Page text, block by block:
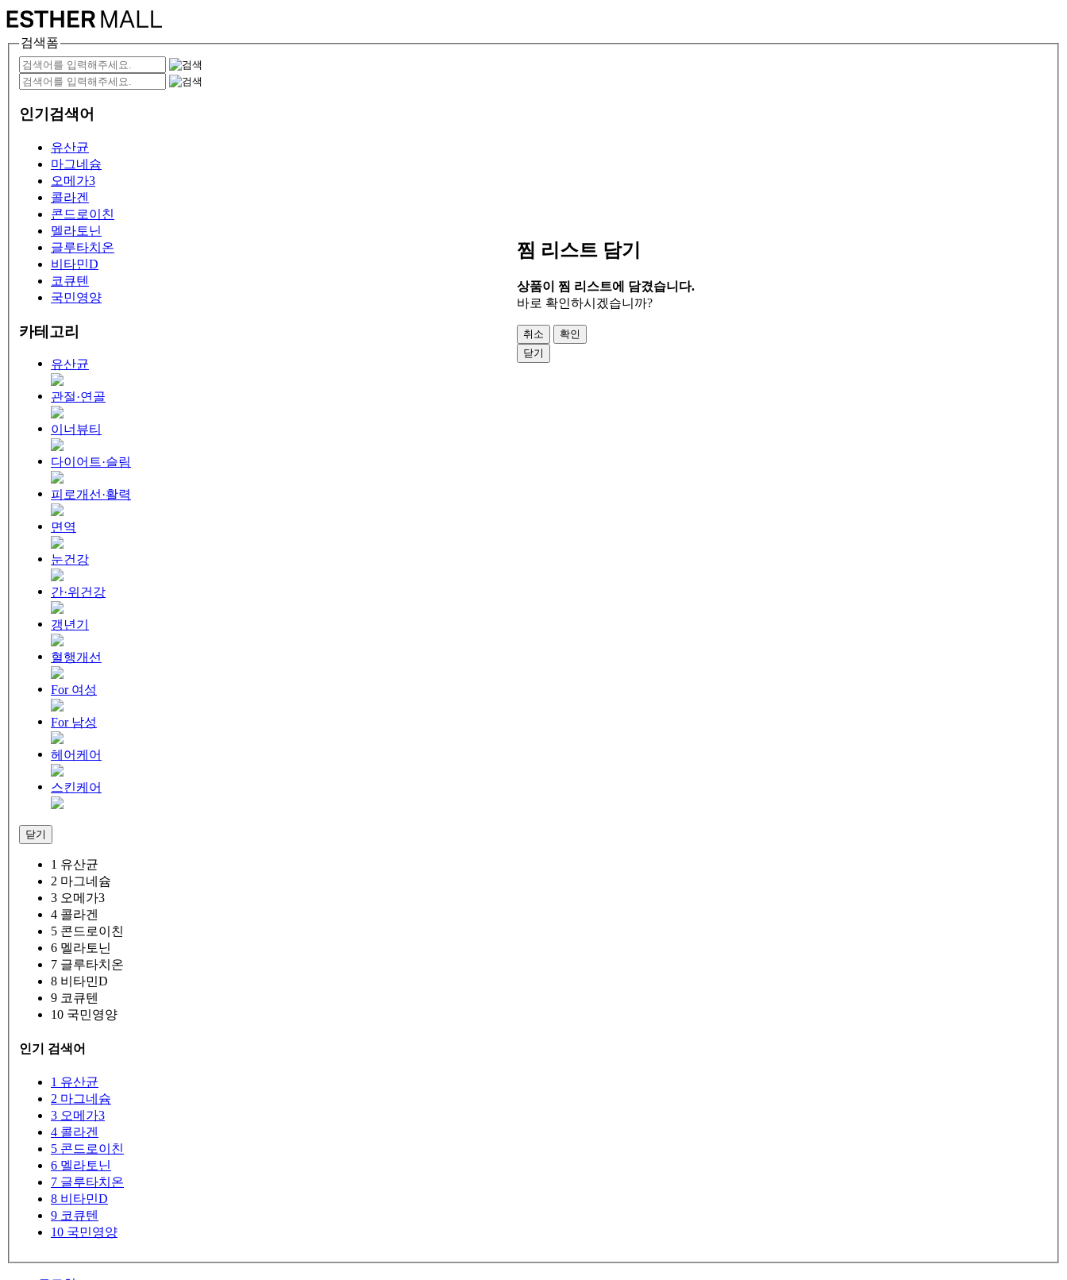
검색폼
인기검색어
유산균
마그네슘
오메가3
콜라겐
콘드로이친
멜라토닌
글루타치온
비타민D
코큐텐
국민영양
카테고리
유산균
관절·연골
이너뷰티
다이어트·슬림
피로개선·활력
면역
눈건강
간·위건강
갱년기
혈행개선
For 여성
For 남성
헤어케어
스킨케어
닫기
1 유산균
2 마그네슘
3 오메가3
4 콜라겐
5 콘드로이친
6 멜라토닌
7 글루타치온
8 비타민D
9 코큐텐
10 국민영양
인기 검색어
1 유산균
2 마그네슘
3 오메가3
4 콜라겐
5 콘드로이친
6 멜라토닌
7 글루타치온
8 비타민D
9 코큐텐
10 국민영양
찜 리스트 담기
상품이 찜 리스트에 담겼습니다.
바로 확인하시겠습니까?
취소
확인
닫기